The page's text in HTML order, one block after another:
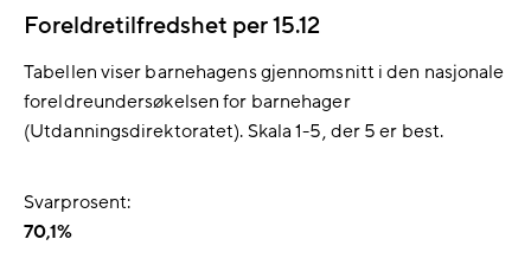
Foreldretilfredshet per 15.12
Tabellen viser barnehagens gjennomsnitt i den nasjonale
foreldreundersøkelsen for barnehager
(Utdanningsdirektoratet). Skala 1-5, der 5 er best.
Svarprosent:
70,1%